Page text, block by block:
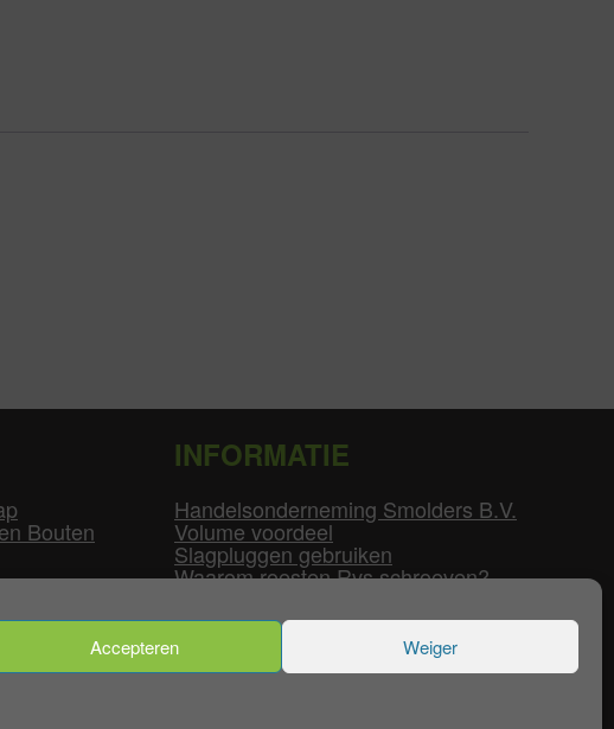
Accepteren Weiger
Bouten
INFORMATIE
Handelsonderneming Smolders B.V.
Volume voordeel
Slagpluggen gebruiken
Waarom roesten Rvs schroeven?
Pvc-buizen diameters
Flenzen tabel